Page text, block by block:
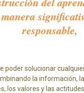
responsable,
poder solucionar
la información,
los valores y las